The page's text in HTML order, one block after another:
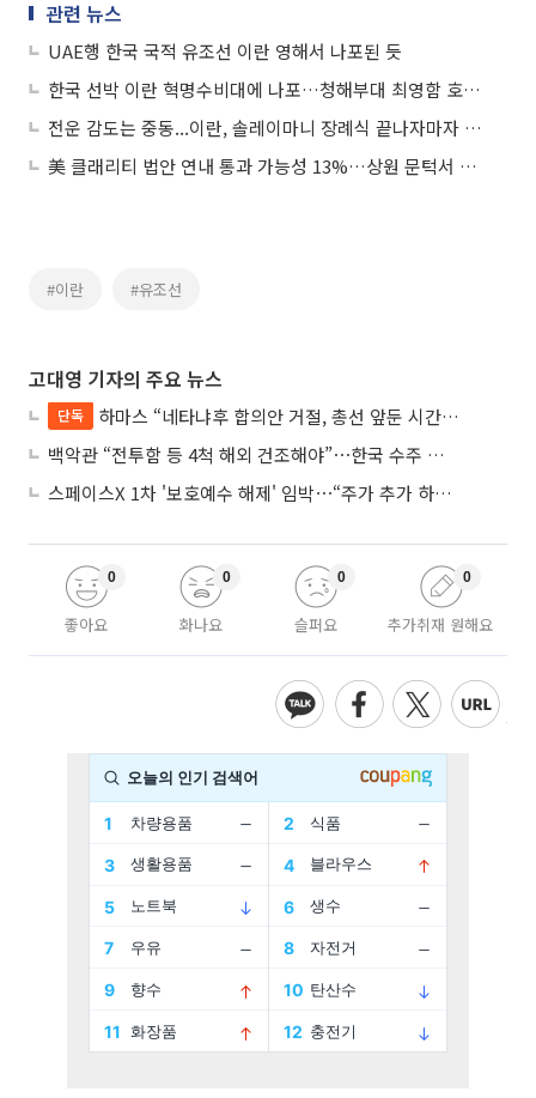
관련 뉴스
UAE행 한국 국적 유조선 이란 영해서 나포된 듯
한국 선박 이란 혁명수비대에 나포…청해부대 최영함 호르무즈해협 인근 도착
전운 감도는 중동...이란, 솔레이마니 장례식 끝나자마자 대미 보복 나서
美 클래리티 법안 연내 통과 가능성 13%…상원 문턱서 제동
#이란 #유조선
고대영 기자의 주요 뉴스
단독
하마스 “네타냐후 합의안 거절, 총선 앞둔 시간 끌기”
백악관 “전투함 등 4척 해외 건조해야”⋯한국 수주 기대
스페이스X 1차 '보호예수 해제' 임박⋯“주가 추가 하락 가능성”
좋아요
0
화나요
0
슬퍼요
0
추가취재 원해요
0